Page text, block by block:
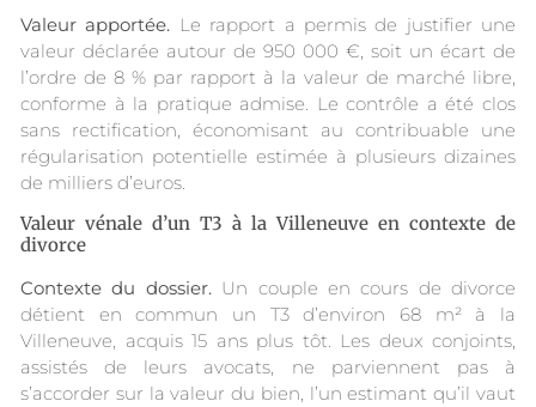
Valeur apportée. Le rapport a permis de justifier une
valeur déclarée autour de 950 000 €, soit un écart de
l’ordre de 8 % par rapport à la valeur de marché libre,
conforme à la pratique admise. Le contrôle a été clos
sans rectification, économisant au contribuable une
régularisation potentielle estimée à plusieurs dizaines
de milliers d’euros.
Valeur vénale d’un T3 à la Villeneuve en contexte de
divorce
Contexte du dossier.Un couple en cours de divorce
détient en commun un T3 d’environ 68 m² à la
Villeneuve, acquis 15 ans plus tôt. Les deux conjoints,
assistés de leurs avocats, ne parviennent pas à
s’accorder sur la valeur du bien, l’un estimant qu’il vaut